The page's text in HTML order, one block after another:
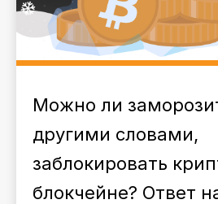
Можно ли
другими словами,
заблокировать
блокчейне? Ответ